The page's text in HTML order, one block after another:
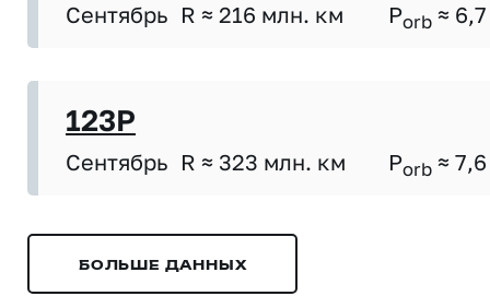
Сентябрь R ≈ 216 млн. км Porb ≈ 6,7
123P
Сентябрь R ≈ 323 млн. км Porb ≈ 7,6
БОЛЬШЕ ДАННЫХ